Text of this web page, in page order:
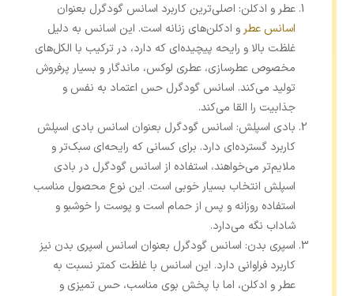
عطر و ادکلن: اصلی‌ترین کاربرد اسانس گودگرل بعنوان
اسانس عطر و ادکلن‌های زنانه است. این اسانس به‌ دلیل
غلظت بالا و رایحه پیچیده‌ای که دارد، در ترکیب با الکل‌های
مخصوص عطرسازی، عطری لوکس، ماندگار و بسیار پرفروش
تولید می‌کند. اسانس گودگرل حس اعتماد به نفس و
جذابیت را القا می‌کند.
بادی اسپلش: اسانس گودگرل بعنوان اسانس بادی اسپلش
کاربرد گسترده‌ای دارد. برای کسانی که رایحه‌ای سبک‌تر و
ملایم‌تر می‌خواهند، استفاده از اسانس گودگرل در بادی
اسپلش انتخاب بسیار خوبی است. این نوع محصول مناسب
استفاده روزانه و پس از حمام است و پوست را خوشبو و
شاداب نگه می‌دارد.
اسپری بدن: اسانس گودگرل بعنوان اسانس اسپری بدن نیز
کاربرد فراوانی دارد. این اسانس با غلظت کمتر نسبت به
عطر و ادکلن، اما با پخش بوی مناسب، حس تمیزی و